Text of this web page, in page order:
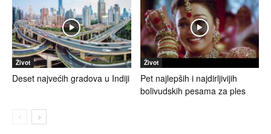
Život
Deset najvećih gradova u Indiji
Život
Pet najlepših i najdirljivijih
bolivudskih pesama za ples